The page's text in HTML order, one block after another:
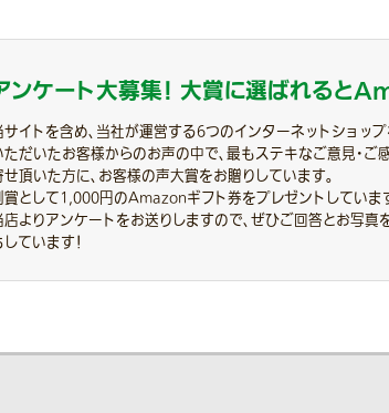
ンケート大募集！ 大賞に選ばれると
サイトを含め、当社が運営する6つのインターネットショッ
ただいたお客様からのお声の中で、最もステキなご意見・ご
せ頂いた方に、お客様の声大賞をお贈りしています。
賞として1,000円のAmazonギフト券をプレゼントしていま
店よりアンケートをお送りしますので、ぜひご回答とお写真
しています！